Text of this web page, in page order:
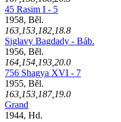
45 Rasim I - 5
1958, Běl.
163,153,182,18.8
Siglavy Bagdady - Báb.
1956, Běl.
164,154,193,20.0
756 Shagya XVI - 7
1955, Běl.
163,153,187,19.0
Grand
1944, Hd.